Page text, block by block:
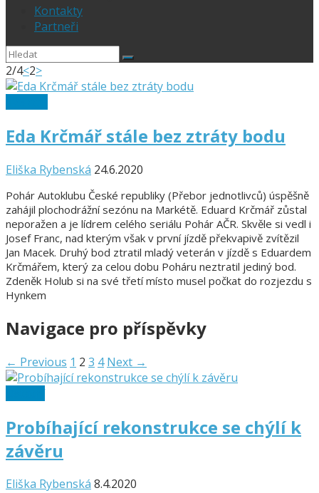
Kontakty
Partneři
2/4<2>
Eda Krčmář stále bez ztráty bodu
Eliška Rybenská 24.6.2020
Pohár Autoklubu České republiky (Přebor jednotlivců) úspěšně
zahájil plochodrážní sezónu na Markétě. Eduard Krčmář zůstal
neporažen a je lídrem celého seriálu Pohár AČR. Skvěle si vedl i
Josef Franc, nad kterým však v první jízdě překvapivě zvítězil
Jan Macek. Druhý bod ztratil mladý veterán v jízdě s Eduardem
Krčmářem, který za celou dobu Poháru neztratil jediný bod.
Zdeněk Holub si na své třetí místo musel počkat do rozjezdu s
Hynkem
Navigace pro příspěvky
← Previous 1 2 3 4 Next →
Probíhající rekonstrukce se chýlí k
závěru
Eliška Rybenská 8.4.2020